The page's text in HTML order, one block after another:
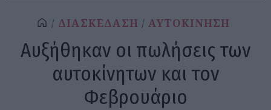
ΔΙΑΣΚΕΔΑΣΗ ΑΥΤΟΚΙΝΗΣΗ
Αυξήθηκαν οι πωλήσεις των
αυτοκίνητων και τον
Φεβρουάριο